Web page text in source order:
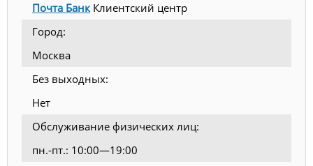
Почта БанкКлиентский центр
Город:
Москва
Без выходных:
Нет
Обслуживание физических лиц:
пн.-пт.: 10:00—19:00